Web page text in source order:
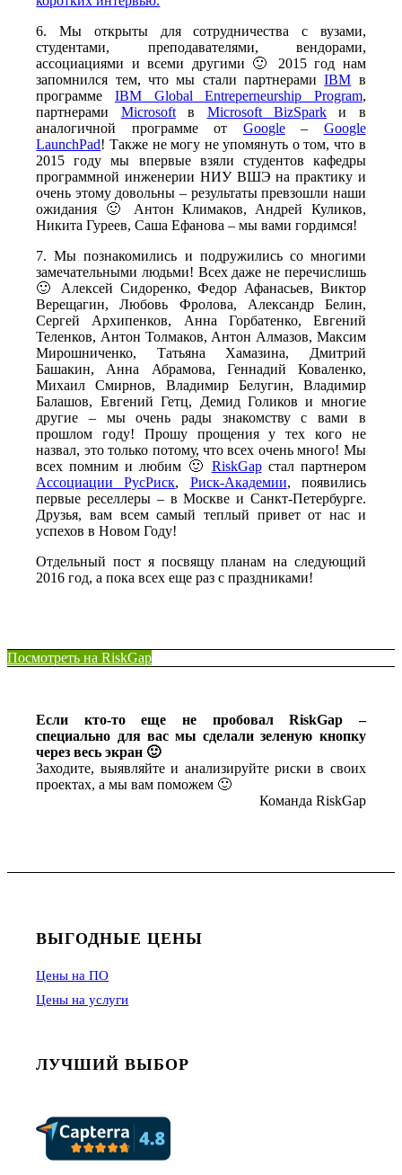
6. Мы открыты для сотрудничества с вузами,
студентами, преподавателями, вендорами,
ассоциациями и всеми другими 🙂 2015 год нам
запомнился тем, что мы стали партнерамиIBM в
программе IBM Global Entreperneurship Program,
партнерами Microsoftв Microsoft BizSparkи в
аналогичной программе от Google– Google
LaunchPad! Также не могу не упомянуть о том, что в
2015 году мы впервые взяли студентов кафедры
программной инженерии НИУ ВШЭ на практику и
очень этому довольны – результаты превзошли наши
ожидания 🙂 Антон Климаков, Андрей Куликов,
Никита Гуреев, Саша Ефанова – мы вами гордимся!
7. Мы познакомились и подружились со многими
замечательными людьми! Всех даже не перечислишь
🙂 Алексей Сидоренко, Федор Афанасьев, Виктор
Верещагин, Любовь Фролова, Александр Белин,
Сергей Архипенков, Анна Горбатенко, Евгений
Теленков, Антон Толмаков, Антон Алмазов, Максим
Мирошниченко, Татьяна Хамазина, Дмитрий
Башакин, Анна Абрамова, Геннадий Коваленко,
Михаил Смирнов, Владимир Белугин, Владимир
Балашов, Евгений Гетц, Демид Голиков и многие
другие – мы очень рады знакомству с вами в
прошлом году! Прошу прощения у тех кого не
назвал, это только потому, что всех очень много! Мы
всех помним и любим 🙂 RiskGapстал партнером
Ассоциации РусРиск, Риск-Академии, появились
первые реселлеры – в Москве и Санкт-Петербурге.
Друзья, вам всем самый теплый привет от нас и
успехов в Новом Году!
Отдельный пост я посвящу планам на следующий
2016 год, а пока всех еще раз с праздниками!
Посмотреть на RiskGap
Если кто-то еще не пробовал RiskGap –
специально для вас мы сделали зеленую кнопку
через весь экран 🙂
Заходите, выявляйте и анализируйте риски в своих
проектах, а мы вам поможем 🙂
Команда RiskGap
ВЫГОДНЫЕ ЦЕНЫ
Цены на ПО
Цены на услуги
ЛУЧШИЙ ВЫБОР